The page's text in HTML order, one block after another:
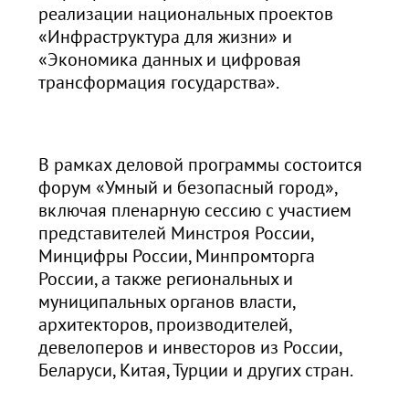
реализации национальных проектов
«Инфраструктура для жизни» и
«Экономика данных и цифровая
трансформация государства».
В рамках деловой программы состоится
форум «Умный и безопасный город»,
включая пленарную сессию с участием
представителей Минстроя России,
Минцифры России, Минпромторга
России, а также региональных и
муниципальных органов власти,
архитекторов, производителей,
девелоперов и инвесторов из России,
Беларуси, Китая, Турции и других стран.